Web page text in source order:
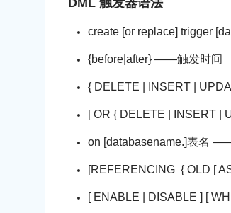
DML 触发器语法
create [or replace] trigger
{before|after} ——触发时间
{ DELETE | INSERT |
[ OR { DELETE | INSERT
on [databasename.]表名
[REFERENCING { OLD [
[ ENABLE | DISABLE ] [